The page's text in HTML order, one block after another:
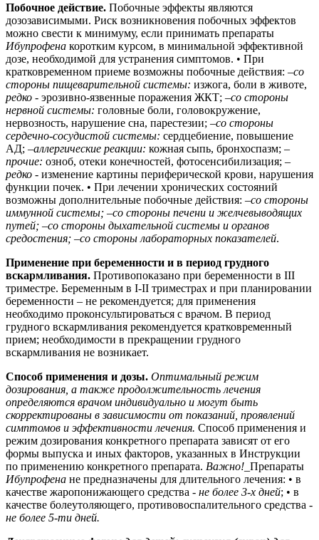
Побочное действие. Побочные эффекты являются
дозозависимыми. Риск возникновения побочных эффектов
можно свести к минимуму, если принимать препараты
Ибупрофена коротким курсом, в минимальной эффективной
дозе, необходимой для устранения симптомов. • При
кратковременном приеме возможны побочные действия: –со
стороны пищеварительной системы: изжога, боли в животе,
редко - эрозивно-язвенные поражения ЖКТ; –со стороны
нервной системы: головные боли, головокружение,
нервозность, нарушение сна, парестезии; –со стороны
сердечно-сосудистой системы: сердцебиение, повышение
АД; –аллергические реакции: кожная сыпь, бронхоспазм; –
прочие: озноб, отеки конечностей, фотосенсибилизация; –
редко - изменение картины периферической крови, нарушения
функции почек. • При лечении хронических состояний
возможны дополнительные побочные действия: –со стороны
иммунной системы; –со стороны печени и желчевыводящих
путей; –со стороны дыхательной системы и органов
средостения; –со стороны лабораторных показателей.
Применение при беременности и в период грудного
вскармливания. Противопоказано при беременности в III
триместре. Беременным в I-II триместрах и при планировании
беременности – не рекомендуется; для применения
необходимо проконсультироваться с врачом. В период
грудного вскармливания рекомендуется кратковременный
прием; необходимости в прекращении грудного
вскармливания не возникает.
Способ применения и дозы. Оптимальный режим
дозирования, а также продолжительность лечения
определяются врачом индивидуально и могут быть
скорректированы в зависимости от показаний, проявлений
симптомов и эффективности лечения. Способ применения и
режим дозирования конкретного препарата зависят от его
формы выпуска и иных факторов, указанных в Инструкции
по применению конкретного препарата. Важно!_ Препараты
Ибупрофена не предназначены для длительного лечения: • в
качестве жаропонижающего средства - не более 3-х дней; • в
качестве болеутоляющего, противовоспалительного средства -
не более 5-ти дней.